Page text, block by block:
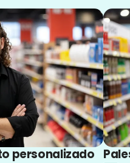
personalizado